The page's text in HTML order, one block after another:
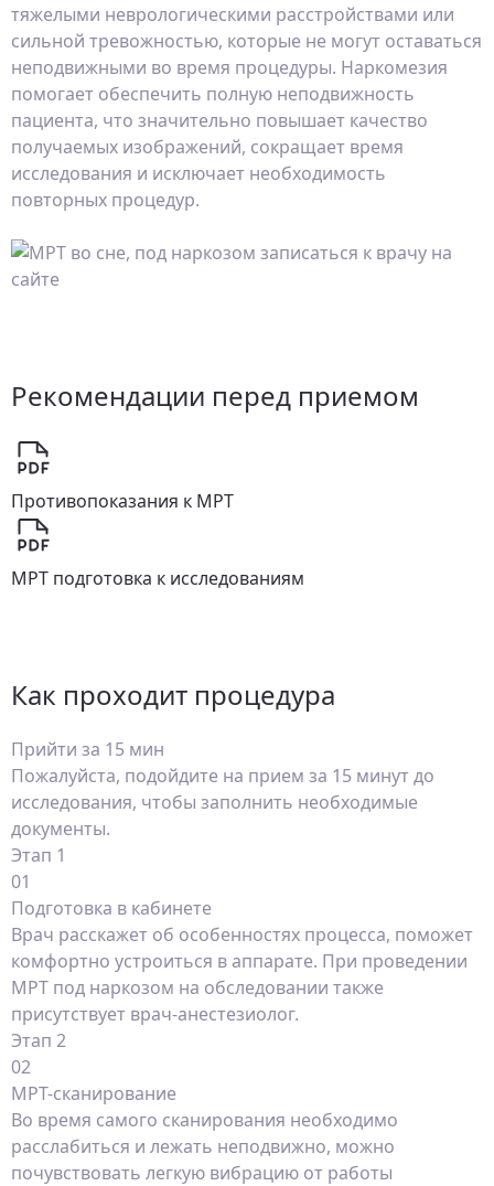
тяжелыми неврологическими расстройствами или
сильной тревожностью, которые не могут оставаться
неподвижными во время процедуры. Наркомезия
помогает обеспечить полную неподвижность
пациента, что значительно повышает качество
получаемых изображений, сокращает время
исследования и исключает необходимость
повторных процедур.
Рекомендации перед приемом
Противопоказания к МРТ
МРТ подготовка к исследованиям
Как проходит процедура
Прийти за 15 мин
Пожалуйста, подойдите на прием за 15 минут до
исследования, чтобы заполнить необходимые
документы.
Этап 1
01
Подготовка в кабинете
Врач расскажет об особенностях процесса, поможет
комфортно устроиться в аппарате. При проведении
МРТ под наркозом на обследовании также
присутствует врач-анестезиолог.
Этап 2
02
МРТ-сканирование
Во время самого сканирования необходимо
расслабиться и лежать неподвижно, можно
почувствовать легкую вибрацию от работы